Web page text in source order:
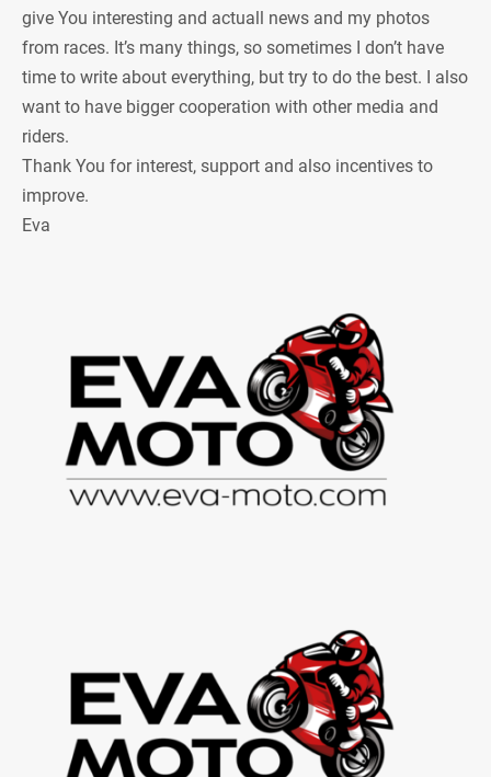
give You interesting and actuall news and my photos
from races. It’s many things, so sometimes I don’t have
time to write about everything, but try to do the best. I also
want to have bigger cooperation with other media and
riders.
Thank You for interest, support and also incentives to
improve.
Eva